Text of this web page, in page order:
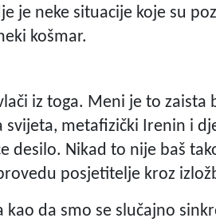
je neke situacije koje su
košmar.
iz toga. Meni je to zaista
svijeta, metafizički Irenin i
desilo. Nikad to nije baš
posjetitelje kroz
da smo se slučajno